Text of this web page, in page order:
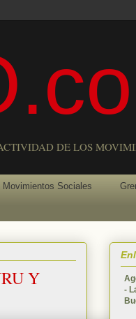
DE LOS
Movimientos Sociales
Y
-